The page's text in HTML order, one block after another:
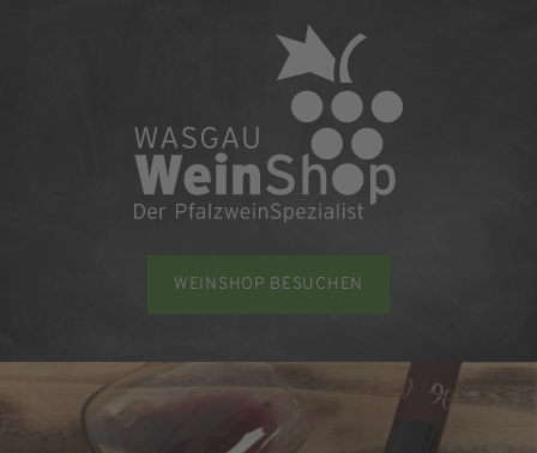
WEINSHOP BESUCHEN